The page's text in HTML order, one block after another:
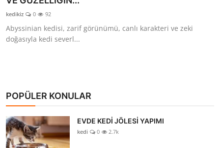
KEDİ MAMASI
kedikiz 0 92
Abyssinian kedisi, zarif görünümü, canlı karakteri ve zeki
doğasıyla kedi severl...
POPÜLER KONULAR
EVDE KEDİ JÖLESİ YAPIMI
kedi 0 2.7k